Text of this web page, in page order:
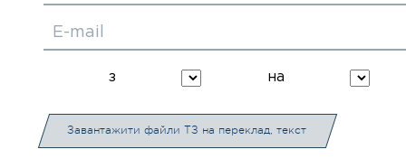
E-mail
з на
Завантажити файли ТЗ на переклад, текст